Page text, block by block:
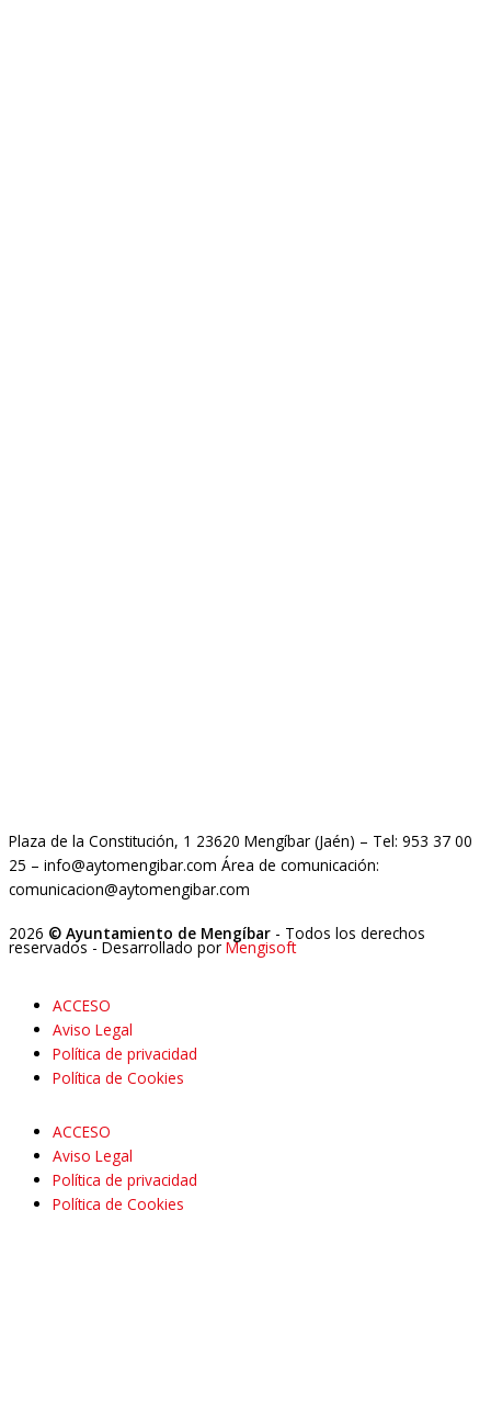
Plaza de la Constitución, 1 23620 Mengíbar (Jaén) – Tel: 953 37 00
25 – info@aytomengibar.com Área de comunicación:
comunicacion@aytomengibar.com
2026 © Ayuntamiento de Mengíbar - Todos los derechos
reservados - Desarrollado por Mengisoft
ACCESO
Aviso Legal
Política de privacidad
Política de Cookies
ACCESO
Aviso Legal
Política de privacidad
Política de Cookies